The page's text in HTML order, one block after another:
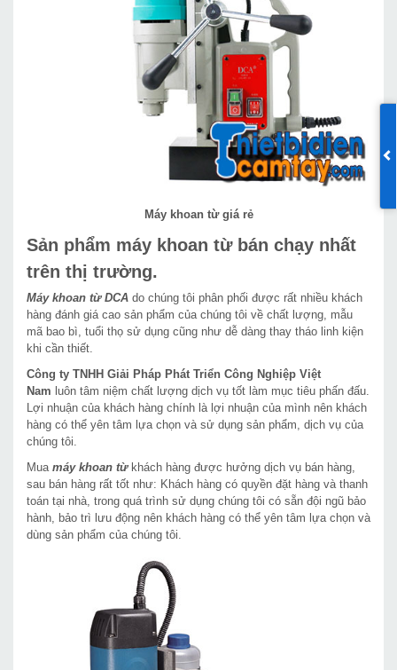
Máy khoan từ giá rẻ
Sản phẩm máy khoan từ bán chạy nhất
trên thị trường.
Máy khoan từ DCA do chúng tôi phân phối được rất nhiều khách
hàng đánh giá cao sản phẩm của chúng tôi về chất lượng, mẫu
mã bao bì, tuổi thọ sử dụng cũng như dễ dàng thay tháo linh kiện
khi cần thiết.
Công ty TNHH Giải Pháp Phát Triển Công Nghiệp Việt
Nam luôn tâm niệm chất lượng dịch vụ tốt làm mục tiêu phấn đấu.
Lợi nhuận của khách hàng chính là lợi nhuận của mình nên khách
hàng có thể yên tâm lựa chọn và sử dụng sản phẩm, dịch vụ của
chúng tôi.
Mua máy khoan từ khách hàng được hưởng dịch vụ bán hàng,
sau bán hàng rất tốt như: Khách hàng có quyền đặt hàng và thanh
toán tại nhà, trong quá trình sử dụng chúng tôi có sẵn đội ngũ bảo
hành, bảo trì lưu động nên khách hàng có thể yên tâm lựa chọn và
dùng sản phẩm của chúng tôi.